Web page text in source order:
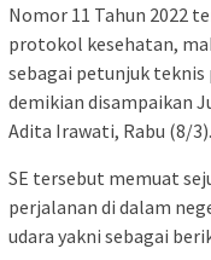
Nomor 11 Tahun 2022
protokol kesehatan,
sebagai petunjuk teknis
demikian disampaikan
Adita Irawati, Rabu (8/3).
SE tersebut memuat
perjalanan di dalam
udara yakni sebagai